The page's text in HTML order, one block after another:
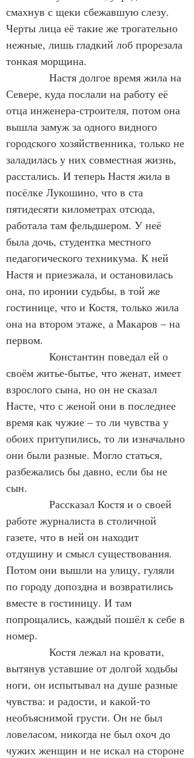
смахнув с щеки сбежавшую слезу.
Черты лица её такие же трогательно
нежные, лишь гладкий лоб прорезала
тонкая морщина.
Настя долгое время жила на
Севере, куда послали на работу её
отца инженера-строителя, потом она
вышла замуж за одного видного
городского хозяйственника, только не
заладилась у них совместная жизнь,
расстались. И теперь Настя жила в
посёлке Лукошино, что в ста
пятидесяти километрах отсюда,
работала там фельдшером. У неё
была дочь, студентка местного
педагогического техникума. К ней
Настя и приезжала, и остановилась
она, по иронии судьбы, в той же
гостинице, что и Костя, только жила
она на втором этаже, а Макаров – на
первом.
Константин поведал ей о
своём житье-бытье, что женат, имеет
взрослого сына, но он не сказал
Насте, что с женой они в последнее
время как чужие – то ли чувства у
обоих притупились, то ли изначально
они были разные. Могло статься,
разбежались бы давно, если бы не
сын.
Рассказал Костя и о своей
работе журналиста в столичной
газете, что в ней он находит
отдушину и смысл существования.
Потом они вышли на улицу, гуляли
по городу допоздна и возвратились
вместе в гостиницу. И там
попрощались, каждый пошёл к себе в
номер.
Костя лежал на кровати,
вытянув уставшие от долгой ходьбы
ноги, он испытывал на душе разные
чувства: и радости, и какой-то
необъяснимой грусти. Он не был
ловеласом, никогда не был охоч до
чужих женщин и не искал на стороне